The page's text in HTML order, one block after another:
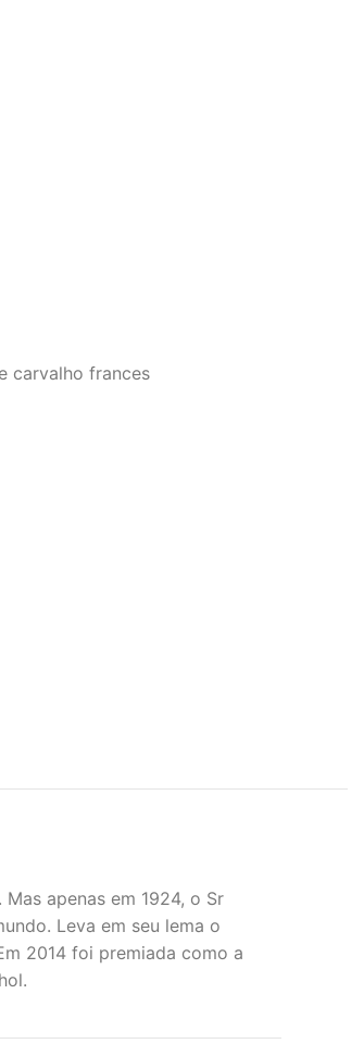
carvalho frances
apenas em 1924, o Sr
Leva em seu lema o
2014 foi premiada como a